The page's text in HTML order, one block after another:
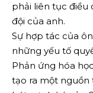
phải liên tục điều
đội của anh.
Sự hợp tác của
những yếu tố
Phản ứng hóa
tạo ra một nguồn